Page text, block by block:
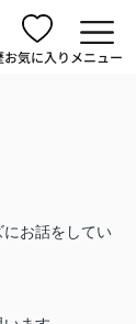
お気に入り メニュー
お話をしてい